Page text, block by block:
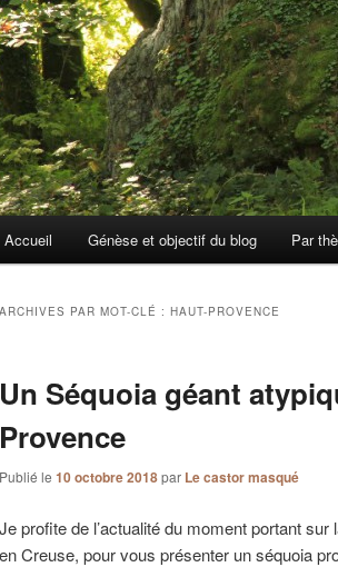
Accueil Génèse et objectif du blog Par
ARCHIVES PAR MOT-CLÉ : HAUT-PROVENCE
Un Séquoia géant
Provence
Publié le 10 octobre 2018par Le castor masqué
Je profite de l’actualité du moment portant sur
en Creuse, pour vous présenter un séquoia